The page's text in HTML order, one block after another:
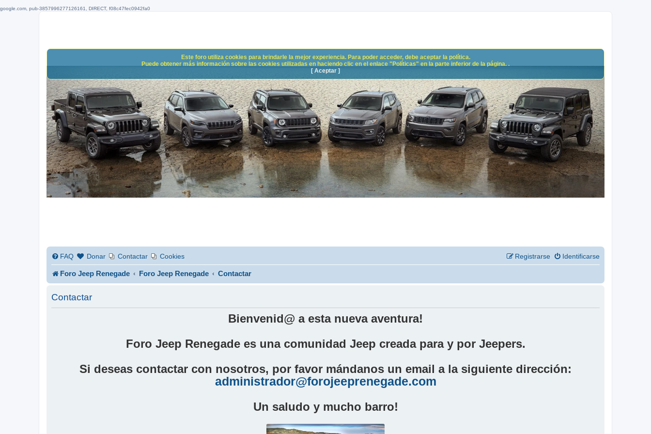
google.com, pub-3857996277126161, DIRECT, f08c47fec0942fa0
FAQ Donar Contactar Cookies Identificarse
Registrarse
Foro Jeep Renegade Foro Jeep Renegade Contactar
Contactar
Bienvenid@ a esta nueva aventura!
Foro Jeep Renegade es una comunidad Jeep creada para y por Jeepers.
Si deseas contactar con nosotros, por favor mándanos un email a la siguiente dirección:
administrador@forojeeprenegade.com
Un saludo y mucho barro!
Este foro utiliza cookies para brindarle la mejor experiencia. Para poder acceder, debe aceptar la política.
Puede obtener más información sobre las cookies utilizadas en haciendo clic en el enlace "Políticas" en la parte inferior de la página. .
[ Aceptar ]